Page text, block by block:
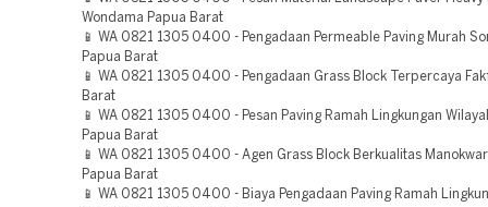
Wondama Papua Barat
📱 WA 0821 1305 0400 - Pengadaan Permeable Paving Murah
Papua Barat
📱 WA 0821 1305 0400 - Pengadaan Grass Block Terpercaya
Barat
📱 WA 0821 1305 0400 - Pesan Paving Ramah Lingkungan
Papua Barat
📱 WA 0821 1305 0400 - Agen Grass Block Berkualitas
Papua Barat
📱 WA 0821 1305 0400 - Biaya Pengadaan Paving Ramah